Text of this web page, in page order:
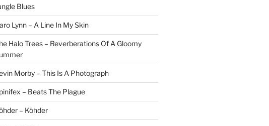
Blues
Lynn – A Line In My Skin
Halo Trees – Reverberations Of A Gloomy
Morby – This Is A Photograph
– Beats The Plague
– Köhder